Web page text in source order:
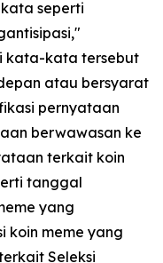
seperti
kata-kata tersebut
atau bersyarat
pernyataan
berwawasan ke
terkait koin
tanggal
yang
koin meme yang
Seleksi